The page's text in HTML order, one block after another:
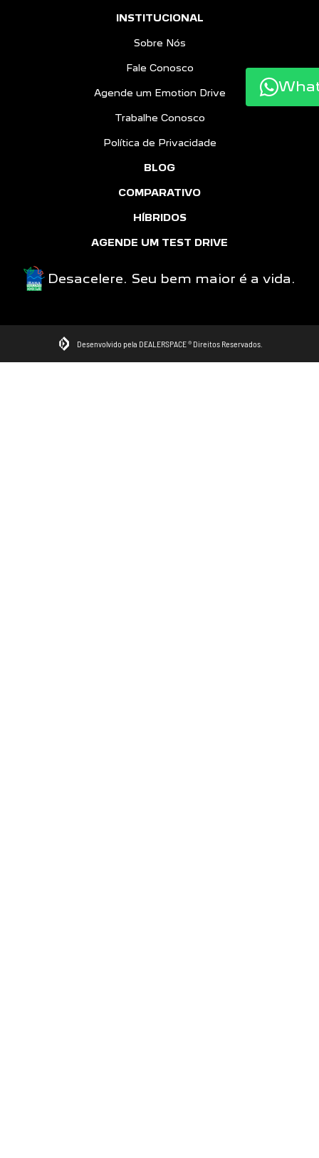
INSTITUCIONAL
Sobre Nós
Fale Conosco
Agende um Emotion Drive
Trabalhe Conosco
Política de Privacidade
BLOG
COMPARATIVO
HÍBRIDOS
AGENDE UM TEST DRIVE
Desacelere. Seu bem maior é a vida.
Desenvolvido pela DEALERSPACE ® Direitos Reservados.